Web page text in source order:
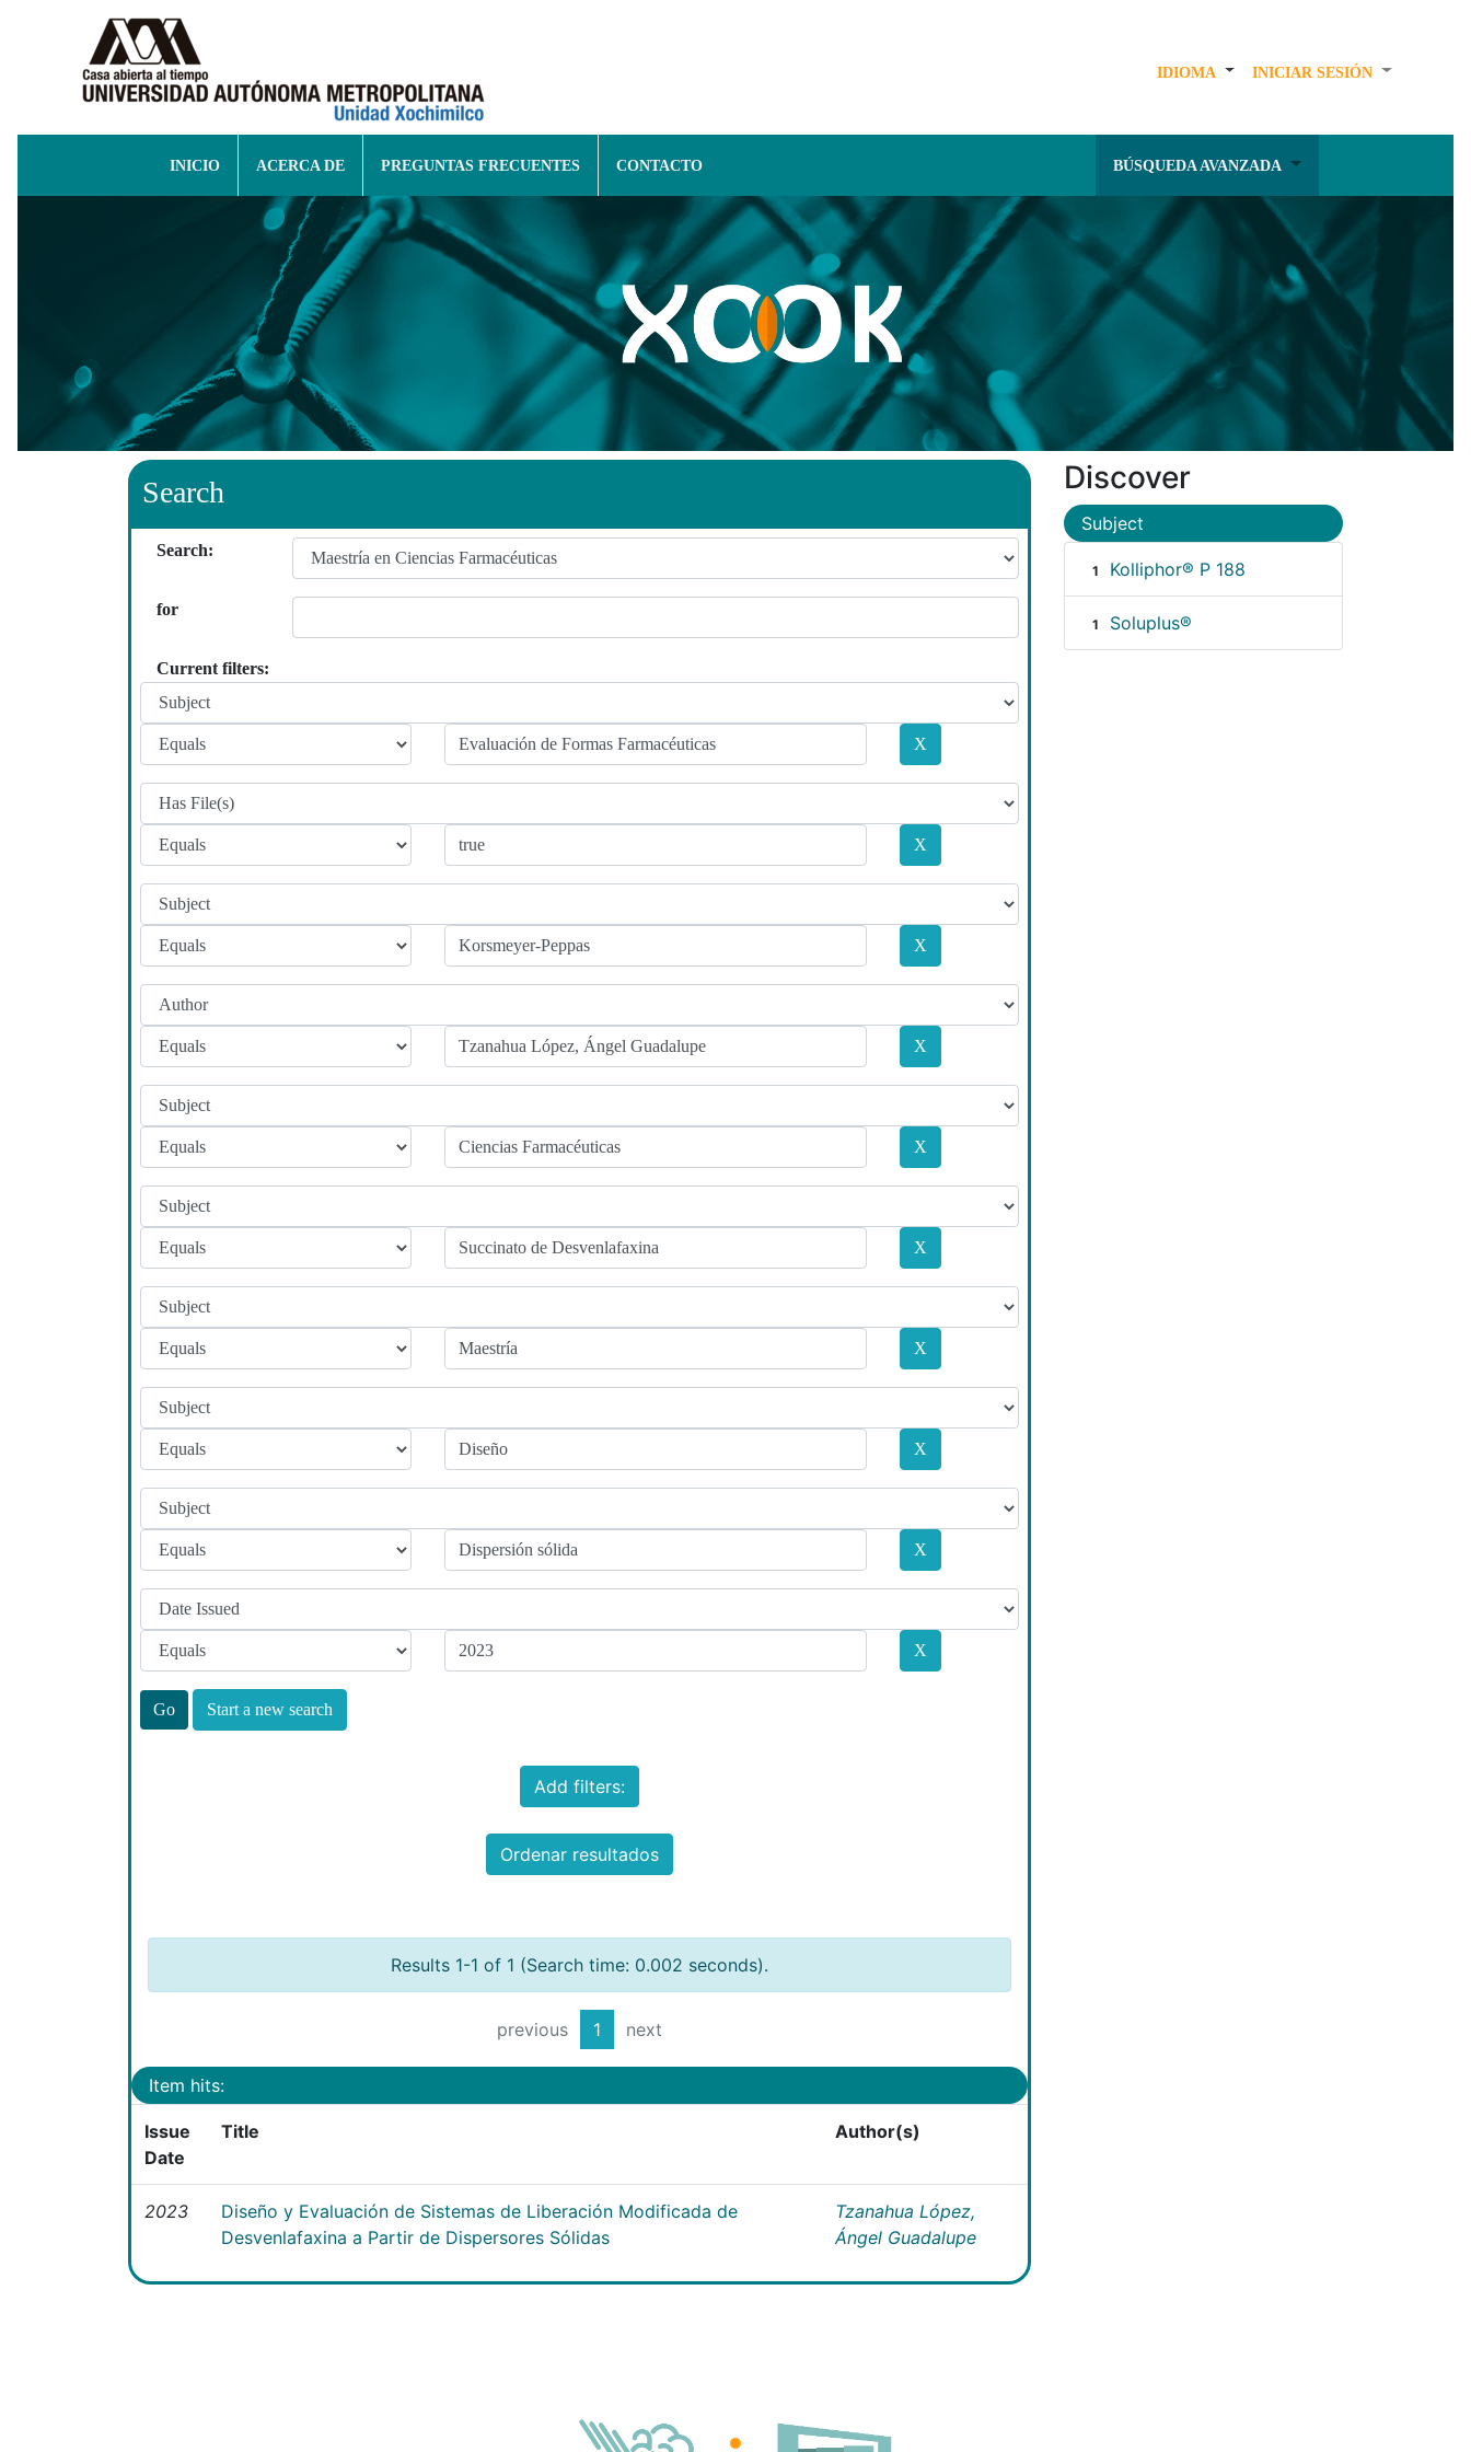
IDIOMA INICIAR SESIÓN
INICIO ACERCA DE PREGUNTAS FRECUENTES CONTACTO BÚSQUEDA AVANZADA
Search
Search:
for
Current filters:
Start a new search
Add filters:
Ordenar resultados
Results 1-1 of 1 (Search time: 0.002 seconds).
previous 1 next
Item hits:
Issue
Date
Title Author(s)
2023
Diseño y Evaluación de Sistemas de Liberación Modificada de
Desvenlafaxina a Partir de Dispersores Sólidas
Tzanahua López,
Ángel Guadalupe
Discover
Subject
1 Kolliphor® P 188
1 Soluplus®